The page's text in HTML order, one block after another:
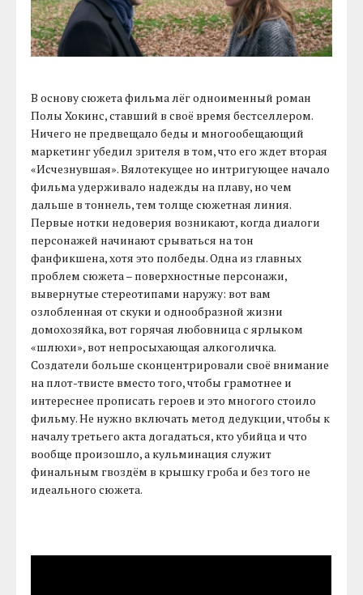
В основу сюжета фильма лёг одноименный роман
Полы Хокинс, ставший в своё время бестселлером.
Ничего не предвещало беды и многообещающий
маркетинг убедил зрителя в том, что его ждет вторая
«Исчезнувшая». Вялотекущее но интригующее начало
фильма удерживало надежды на плаву, но чем
дальше в тоннель, тем толще сюжетная линия.
Первые нотки недоверия возникают, когда диалоги
персонажей начинают срываться на тон
фанфикшена, хотя это полбеды. Одна из главных
проблем сюжета – поверхностные персонажи,
вывернутые стереотипами наружу: вот вам
озлобленная от скуки и однообразной жизни
домохозяйка, вот горячая любовница с ярлыком
«шлюхи», вот непросыхающая алкоголичка.
Создатели больше сконцентрировали своё внимание
на плот-твисте вместо того, чтобы грамотнее и
интереснее прописать героев и это многого стоило
фильму. Не нужно включать метод дедукции, чтобы к
началу третьего акта догадаться, кто убийца и что
вообще произошло, а кульминация служит
финальным гвоздём в крышку гроба и без того не
идеального сюжета.